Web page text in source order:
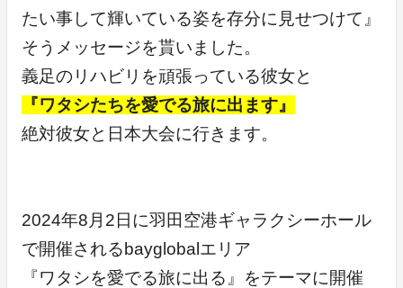
たい事して輝いている姿を存分に見せつけて』
そうメッセージを貰いました。
義足のリハビリを頑張っている彼女と
『ワタシたちを愛でる旅に出ます』
絶対彼女と日本大会に行きます。
2024年8月2日に羽田空港ギャラクシーホール
で開催されるbayglobalエリア
『ワタシを愛でる旅に出る』をテーマに開催